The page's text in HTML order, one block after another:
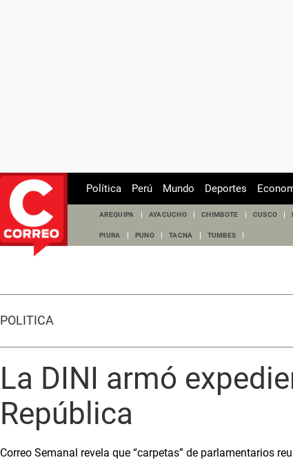
Política Perú Mundo Deportes
AREQUIPA AYACUCHO CHIMBOTE CUSCO
PIURA PUNO TACNA TUMBES
POLÍTICA
La DINI armó
República
Correo Semanal revela que “carpetas” de parlamentarios